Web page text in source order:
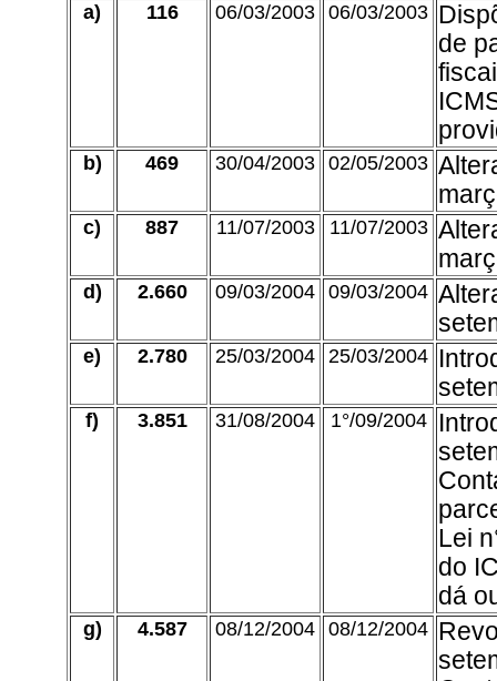
a) 116 06/03/2003 06/03/2003
de
b) 469 30/04/2003 02/05/2003
c) 887 11/07/2003 11/07/2003
d) 2.660 09/03/2004 09/03/2004
e) 2.780 25/03/2004 25/03/2004
f) 3.851 31/08/2004 1°/09/2004
Lei
do
dá
g) 4.587 08/12/2004 08/12/2004